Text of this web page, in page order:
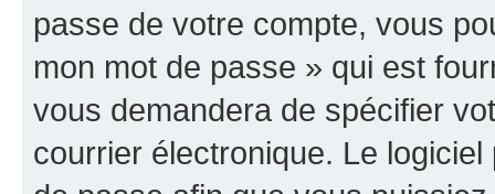
passe de votre compte, vous
mon mot de passe » qui est
vous demandera de spécifier
courrier électronique. Le